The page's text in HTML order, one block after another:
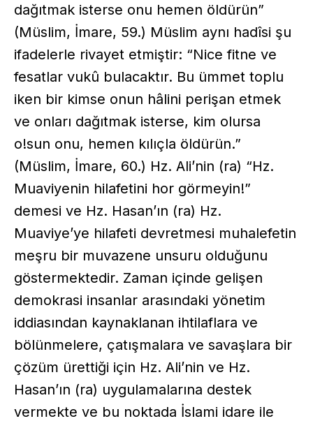
dağıtmak isterse onu hemen öldürün”
(Müslim, İmare, 59.) Müslim aynı hadîsi şu
ifadelerle rivayet etmiştir: “Nice fitne ve
fesatlar vukû bulacaktır. Bu ümmet toplu
iken bir kimse onun hâlini perişan etmek
ve onları dağıtmak isterse, kim olursa
o!sun onu, hemen kılıçla öldürün.”
(Müslim, İmare, 60.) Hz. Ali’nin (ra) “Hz.
Muaviyenin hilafetini hor görmeyin!”
demesi ve Hz. Hasan’ın (ra) Hz.
Muaviye’ye hilafeti devretmesi muhalefetin
meşru bir muvazene unsuru olduğunu
göstermektedir. Zaman içinde gelişen
demokrasi insanlar arasındaki yönetim
iddiasından kaynaklanan ihtilaflara ve
bölünmelere, çatışmalara ve savaşlara bir
çözüm ürettiği için Hz. Ali’nin ve Hz.
Hasan’ın (ra) uygulamalarına destek
vermekte ve bu noktada İslami idare ile